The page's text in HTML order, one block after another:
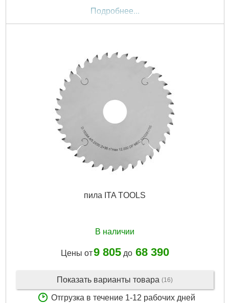
Подробнее...
пила ITA TOOLS
В наличии
Цены от9 805до 68 390
Показать варианты товара (16)
Отгрузка в течение 1-12 рабочих дней